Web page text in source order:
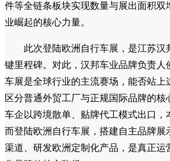
件等全链条板块实现数量与展出面积双
业崛起的核心力量。
此次登陆欧洲自行车展，是江苏汉
键里程碑。对此，汉邦车业品牌负责人
车展是全球行业的主流赛场，能否站上
区分普通外贸工厂与正规国际品牌的核
车企以跨境散单、贴牌代工模式出口，
而登陆欧洲自行车展，搭建自主品牌展
渠道、研发欧洲定制化产品，是真正运